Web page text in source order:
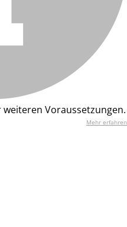
Voraussetzungen.
Mehr erfahren